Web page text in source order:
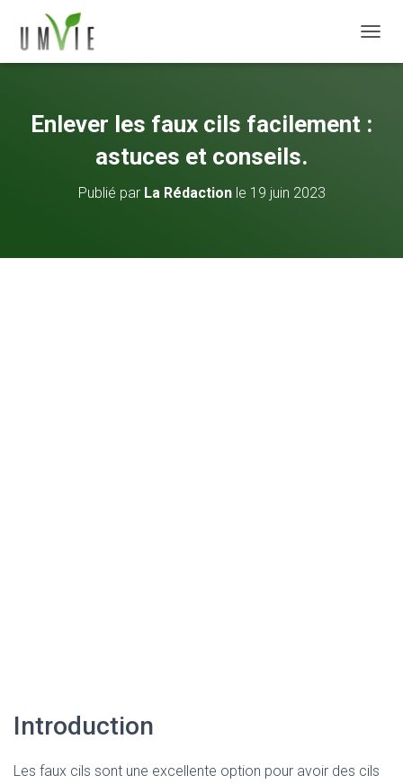
Enlever les faux cils facilement :
astuces et conseils.
Publié par La Rédactionle 19 juin 2023
Introduction
Les faux cils sont une excellente option pour avoir des cils